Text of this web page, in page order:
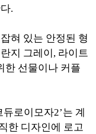
.
혀 있는 안정된 형
지 그레이, 라이트
한 선물이나 커플
로이모자2’는 계
한 디자인에 로고